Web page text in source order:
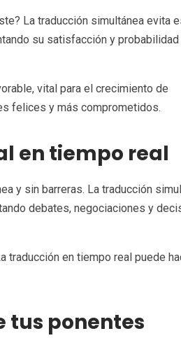
La traducción simultánea evita
su satisfacción y probabilidad
vital para el crecimiento de
felices y más comprometidos.
en tiempo real
y sin barreras. La traducción
debates, negociaciones y
traducción en tiempo real puede
tus ponentes